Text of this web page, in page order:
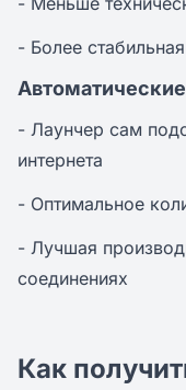
- Более
- Лаунчер сам
интернета
- Оптимальное
- Лучшая
соединениях
Как